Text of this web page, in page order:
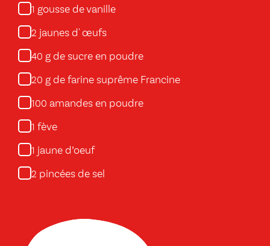
1 gousse de vanille
2 jaunes d' œufs
40 g de sucre en poudre
20 g de farine suprême Francine
100 amandes en poudre
1 fève
1 jaune d’oeuf
2 pincées de sel